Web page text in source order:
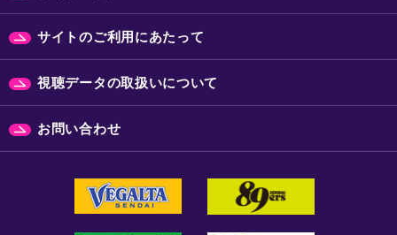
サイトのご利用にあたって
視聴データの取扱いについて
お問い合わせ